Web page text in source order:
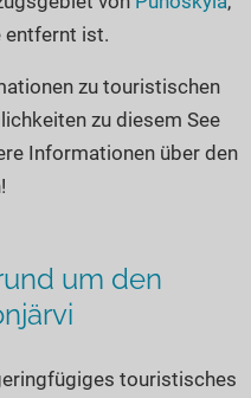
entfernt ist.
zu touristischen
zu diesem See
Informationen über den
um den
touristisches